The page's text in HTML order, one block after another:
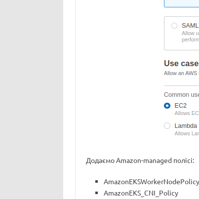
Додаємо Amazon-managed полісі:
AmazonEKSWorkerNodePolicy
AmazonEKS_CNI_Policy